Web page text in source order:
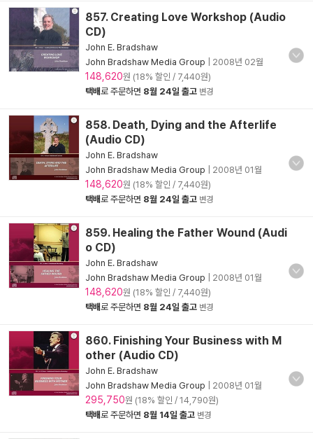
857. Creating Love Workshop (Audio
CD)
John E. Bradshaw
John Bradshaw Media Group
2008년 02월
148,620원 (18% 할인 / 7,440원)
택배로 주문하면 8월 24일 출고 변경
858. Death, Dying and the Afterlife
(Audio CD)
John E. Bradshaw
John Bradshaw Media Group
2008년 01월
148,620원 (18% 할인 / 7,440원)
택배로 주문하면 8월 24일 출고 변경
859. Healing the Father Wound (Audi
o CD)
John E. Bradshaw
John Bradshaw Media Group
2008년 01월
148,620원 (18% 할인 / 7,440원)
택배로 주문하면 8월 24일 출고 변경
860. Finishing Your Business with M
other (Audio CD)
John E. Bradshaw
John Bradshaw Media Group
2008년 01월
295,750원 (18% 할인 / 14,790원)
택배로 주문하면 8월 14일 출고 변경